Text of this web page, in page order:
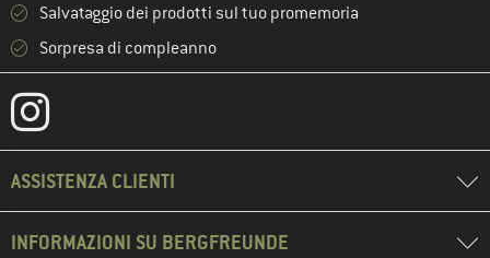
Salvataggio dei prodotti sul tuo promemoria
Sorpresa di compleanno
ASSISTENZA CLIENTI
INFORMAZIONI SU BERGFREUNDE